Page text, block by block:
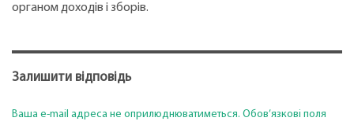
органом доходів і зборів.
Залишити відповідь
Ваша e-mail адреса не оприлюднюватиметься. Обов’язкові поля